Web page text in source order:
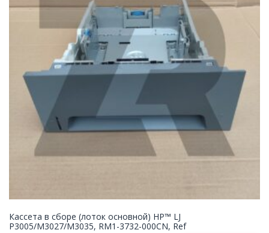
Кассета в сборе (лоток основной) HP™ LJ
P3005/M3027/M3035, RM1-3732-000CN, Ref